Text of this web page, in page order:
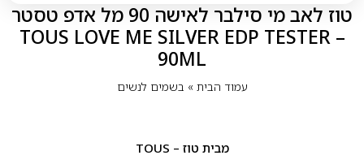
טוז לאב מי סילבר לאישה 90 מל אדפ טסטר
– TOUS LOVE ME SILVER EDP TESTER
90ML
עמוד הבית» בשמים לנשים
מבית טוז – TOUS